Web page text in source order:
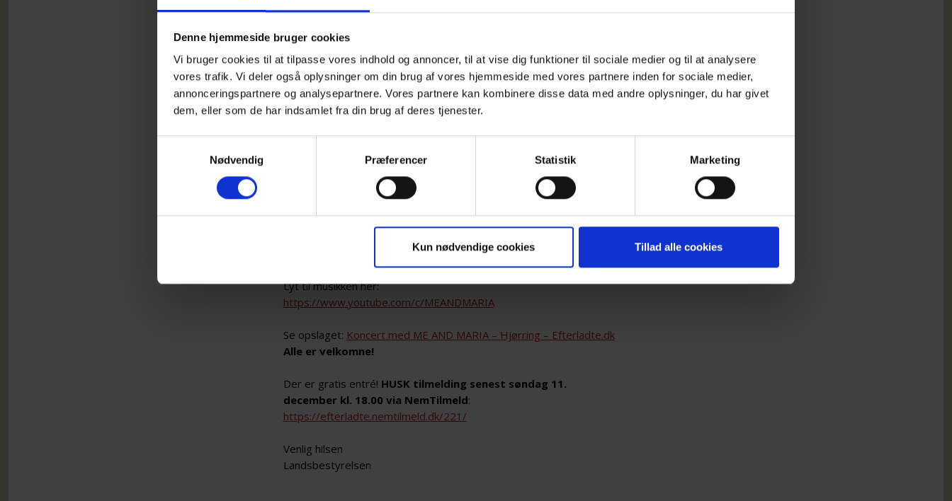
Denne hjemmeside bruger cookies
Vi bruger cookies til at tilpasse vores indhold og annoncer, til at vise dig funktioner til sociale medier og til at analysere
vores trafik. Vi deler også oplysninger om din brug af vores hjemmeside med vores partnere inden for sociale medier,
annonceringspartnere og analysepartnere. Vores partnere kan kombinere disse data med andre oplysninger, du har givet
dem, eller som de har indsamlet fra din brug af deres tjenester.
Nødvendig
Præferencer Statistik Marketing
Kun nødvendige cookies Tillad alle cookies
Sange der tænder lys i
mørket
Kom med til en stemningsfuld koncert med den danske duo, ME
Caféen (Frivillighedens huse). Oplev blide, eftertænksomme
melodier og tekster, der kan gøre én helt blød om hjertet. Der er
mørke og giver “Strejf af fred”, som duoens seneste album hedder.
Lyt til musikken her:
https://www.youtube.com/c/MEANDMARIA
Se opslaget: Koncert med ME AND MARIA – Hjørring – Efterladte.dk
Alle er velkomne!
Der er gratis entré! HUSK tilmelding senest søndag 11.
december kl. 18.00 via NemTilmeld:
https://efterladte.nemtilmeld.dk/221/
Venlig hilsen
Landsbestyrelsen